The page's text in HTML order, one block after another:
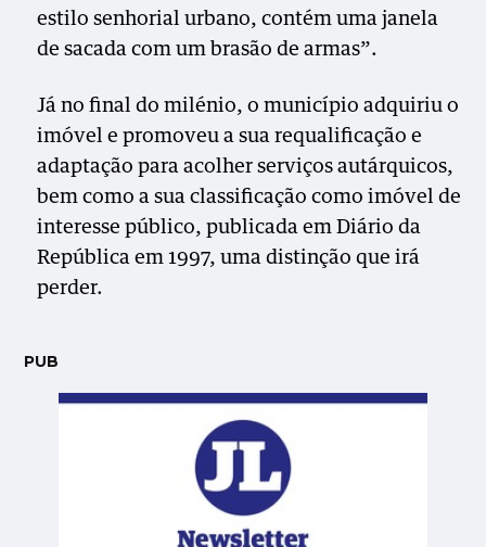
estilo senhorial urbano, contém uma janela
de sacada com um brasão de armas”.
Já no final do milénio, o município adquiriu o
imóvel e promoveu a sua requalificação e
adaptação para acolher serviços autárquicos,
bem como a sua classificação como imóvel de
interesse público, publicada em Diário da
República em 1997, uma distinção queirá
perder.
PUB